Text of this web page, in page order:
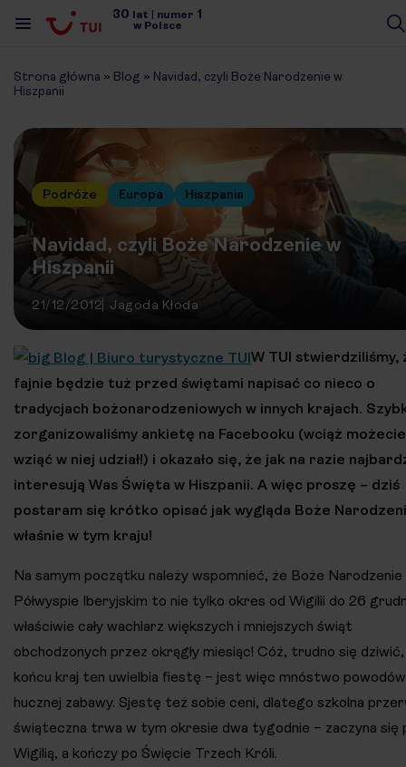
30 lat | numer 1
w Polsce
Strona główna » Blog » Navidad, czyli Boże Narodzenie w
Hiszpanii
Podróże Europa Hiszpania
Navidad, czyli Boże Narodzenie w
Hiszpanii
21/12/2012 Jagoda Kłoda
W TUI stwierdziliśmy,
fajnie będzie tuż przed świętami napisać co nieco o
tradycjach bożonarodzeniowych w innych krajach.
zorganizowaliśmy ankietę na Facebooku (wciąż możecie
wziąć w niej udział!) i okazało się, że jak na razie
interesują Was Święta w Hiszpanii. A więc proszę – dziś
postaram się krótko opisać jak wygląda Boże
właśnie w tym kraju!
Na samym początku należy wspomnieć, że Boże Narodzenie
Półwyspie Iberyjskim to nie tylko okres od Wigilii do 26
właściwie cały wachlarz większych i mniejszych świąt
obchodzonych przez okrągły miesiąc! Cóż, trudno się
końcu kraj ten uwielbia fiestę – jest więc mnóstwo
hucznej zabawy. Sjestę też sobie ceni, dlatego szkolna
świąteczna trwa w tym okresie dwa tygodnie – zaczyna się
Wigilią, a kończy po Święcie Trzech Króli.